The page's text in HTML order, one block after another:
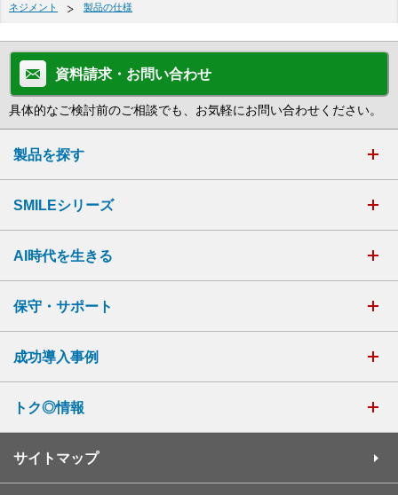
ネジメント
製品の仕様
資料請求・お問い合わせ
具体的なご検討前のご相談でも、お気軽にお問い合わせください。
製品を探す
SMILEシリーズ
AI時代を生きる
保守・サポート
成功導入事例
トク◎情報
サイトマップ